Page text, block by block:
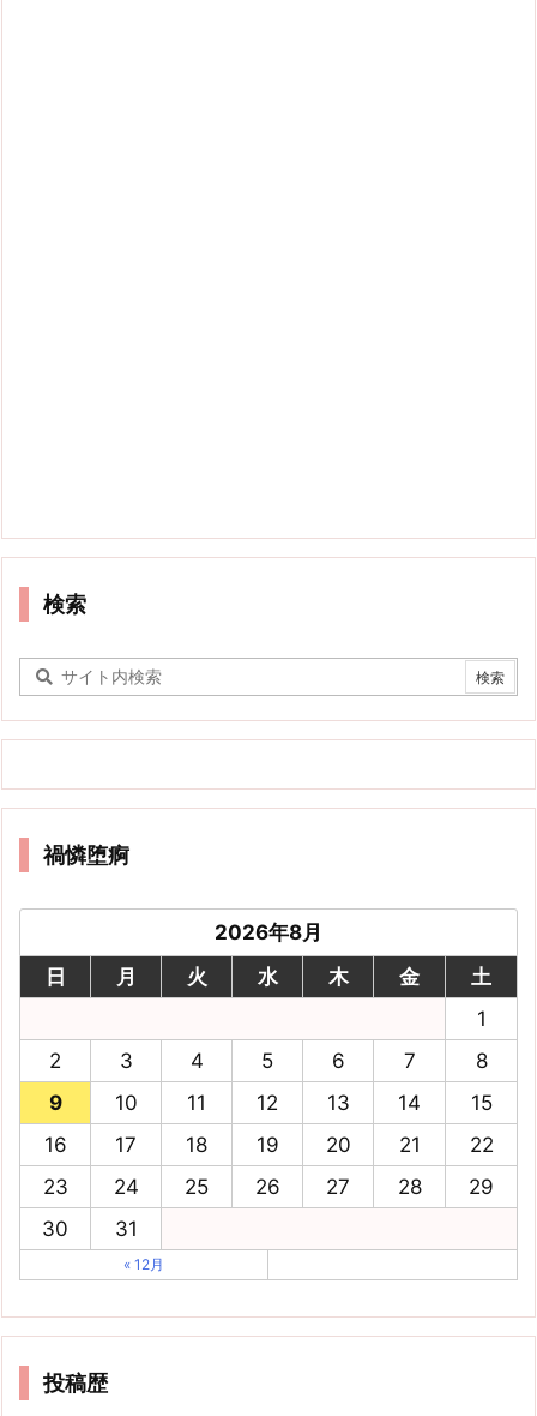
検索
禍憐堕痾
2026年8月
日
月 火 水 木 金
土
1
2
3 4 5 6 7
8
9
10 11 12 13 14
15
16
17 18 19 20 21
22
23
24 25 26 27 28
29
30
31
« 12月
投稿歴